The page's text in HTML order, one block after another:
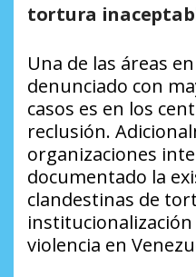
tortura
Una de las áreas
denunciado con
casos es en los
reclusión.
organizaciones
documentado la
clandestinas de
violencia en